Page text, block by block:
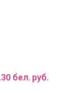
.30 бел. руб.